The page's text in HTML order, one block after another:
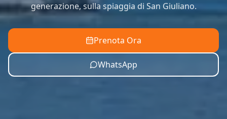
generazione, sulla spiaggia di San Giuliano.
Prenota Ora
WhatsApp